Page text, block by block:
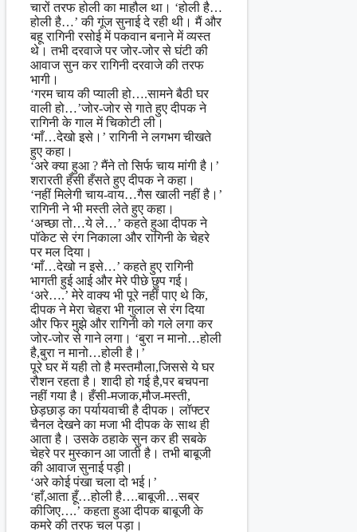
चारों तरफ होली का माहौल था। ‘होली है…
होली है…’ की गूंज सुनाई दे रही थी। मैं और
बहू रागिनी रसोई में पकवान बनाने में व्यस्त
थे। तभी दरवाजे पर जोर-जोर से घंटी की
आवाज सुन कर रागिनी दरवाजे की तरफ
भागी।
‘गरम चाय की प्याली हो….सामने बैठी घर
वाली हो…’जोर-जोर से गाते हुए दीपक ने
रागिनी के गाल में चिकोटी ली।
‘माँ…देखो इसे।’ रागिनी ने लगभग चीखते
हुए कहा।
‘अरे क्या हुआ ? मैंने तो सिर्फ चाय मांगी है।’
शरारती हँसी हँसते हुए दीपक ने कहा।
‘नहीं मिलेगी चाय-वाय…गैस खाली नहीं है।’
रागिनी ने भी मस्ती लेते हुए कहा।
‘अच्छा तो…ये ले…’ कहते हुआ दीपक ने
पॉकेट से रंग निकाला और रागिनी के चेहरे
पर मल दिया।
‘माँ…देखो न इसे…’ कहते हुए रागिनी
भागती हुई आई और मेरे पीछे छुप गई।
‘अरे….’ मेरे वाक्य भी पूरे नहीं पाए थे कि,
दीपक ने मेरा चेहरा भी गुलाल से रंग दिया
और फिर मुझे और रागिनी को गले लगा कर
जोर-जोर से गाने लगा। ‘बुरा न मानो…होली
है,बुरा न मानो…होली है।’
पूरे घर में यही तो है मस्तमौला,जिससे ये घर
रौशन रहता है। शादी हो गई है,पर बचपना
नहीं गया है। हँसी-मजाक,मौज-मस्ती,
छेड़छाड़ का पर्यायवाची है दीपक। लॉफ्टर
चैनल देखने का मजा भी दीपक के साथ ही
आता है। उसके ठहाके सुन कर ही सबके
चेहरे पर मुस्कान आ जाती है। तभी बाबूजी
की आवाज सुनाई पड़ी।
‘अरे कोई पंखा चला दो भई।’
‘हाँ,आता हूँ…होली है….बाबूजी…सब्र
कीजिए….’ कहता हुआ दीपक बाबूजी के
कमरे की तरफ चल पड़ा।